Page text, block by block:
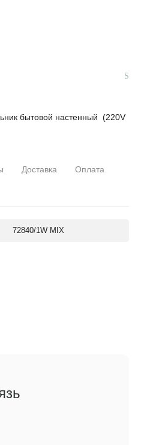
бытовой настенный (220V
Доставка Оплата
72840/1W MIX